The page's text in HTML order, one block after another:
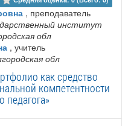
, преподаватель
институт
обл
, учитель
обл
как средство
компетентности
педагога»